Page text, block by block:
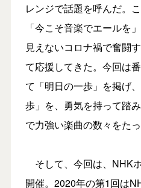
レンジで話題を呼んだ。
「今こそ音楽でエールを
見えないコロナ禍で奮闘
て応援してきた。今回は
て「明日の一歩」を掲げ
歩」を、勇気を持って踏
で力強い楽曲の数々をたっ
そして、今回は、NHK
開催。2020年の第1回は